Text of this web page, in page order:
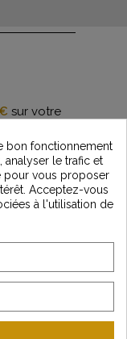
sur votre
nouveautés
avoir pris
bon fonctionnement
analyser le trafic et
pour vous proposer
Acceptez-vous
à l'utilisation de